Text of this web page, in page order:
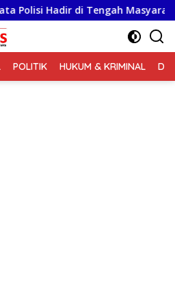
Hadir di Tengah Masyarakat
POLITIK HUKUM & KRIMINAL